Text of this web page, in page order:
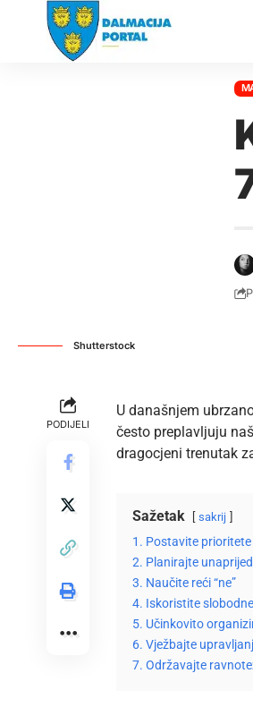
Shutterstock
PODIJELI
U današnjem
često preplavljuju
dragocjeni trenutak
Sažetak sakrij
1. Postavite prioritete
2. Planirajte unaprijed
3. Naučite reći “ne”
4. Iskoristite
5. Učinkovito
6. Vježbajte
7. Održavajte